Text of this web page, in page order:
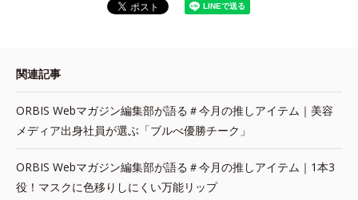
関連記事
ORBIS Webマガジン編集部が語る＃今月の推しアイテム｜美容
メディア出身社員が選ぶ「ブルべ優勝チーク」
ORBIS Webマガジン編集部が語る＃今月の推しアイテム｜1本3
役！マスクに色移りしにくい万能リップ